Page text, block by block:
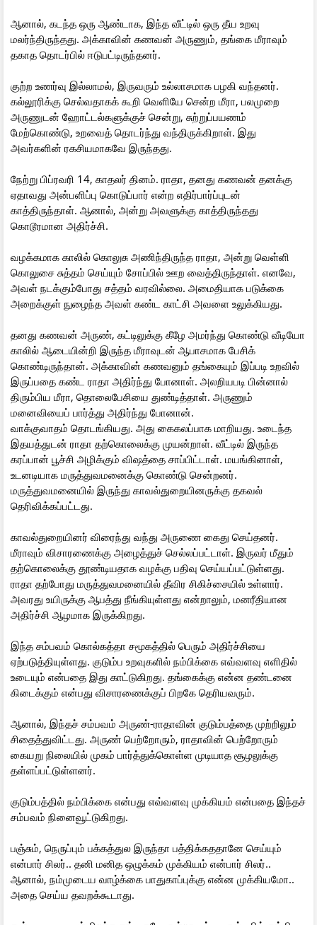
ஆனால், கடந்த ஒரு ஆண்டாக, இந்த வீட்டில் ஒரு தீய உறவு
மலர்ந்திருந்தது. அக்காவின் கணவன் அருணும், தங்கை மீராவும்
தகாத தொடர்பில் ஈடுபட்டிருந்தனர்.
குற்ற உணர்வு இல்லாமல், இருவரும் உல்லாசமாக பழகி வந்தனர்.
கல்லூரிக்கு செல்வதாகக் கூறி வெளியே சென்ற மீரா, பலமுறை
அருணுடன் ஹோட்டல்களுக்குச் சென்று, சுற்றுப்பயணம்
மேற்கொண்டு, உறவைத் தொடர்ந்து வந்திருக்கிறாள். இது
அவர்களின் ரகசியமாகவே இருந்தது.
நேற்று பிப்ரவரி 14, காதலர் தினம். ராதா, தனது கணவன் தனக்கு
ஏதாவது அன்பளிப்பு கொடுப்பார் என்ற எதிர்பார்ப்புடன்
காத்திருந்தாள். ஆனால், அன்று அவளுக்கு காத்திருந்தது
கொடூரமான அதிர்ச்சி.
வழக்கமாக காலில் கொலுசு அணிந்திருந்த ராதா, அன்று வெள்ளி
கொலுசை சுத்தம் செய்யும் சோப்பில் ஊற வைத்திருந்தாள். எனவே,
அவள் நடக்கும்போது சத்தம் வரவில்லை. அமைதியாக படுக்கை
அறைக்குள் நுழைந்த அவள் கண்ட காட்சி அவளை உலுக்கியது.
தனது கணவன் அருண், கட்டிலுக்கு கீழே அமர்ந்து கொண்டு வீடியோ
காலில் ஆடையின்றி இருந்த மீராவுடன் ஆபாசமாக பேசிக்
கொண்டிருந்தான். அக்காவின் கணவனும் தங்கையும் இப்படி உறவில்
இருப்பதை கண்ட ராதா அதிர்ந்து போனாள். அலறியபடி பின்னால்
திரும்பிய மீரா, தொலைபேசியை துண்டித்தாள். அருணும்
மனைவியைப் பார்த்து அதிர்ந்து போனான்.
வாக்குவாதம் தொடங்கியது. அது கைகலப்பாக மாறியது. உடைந்த
இதயத்துடன் ராதா தற்கொலைக்கு முயன்றாள். வீட்டில் இருந்த
கரப்பான் பூச்சி அழிக்கும் விஷத்தை சாப்பிட்டாள். மயங்கினாள்,
உடனடியாக மருத்துவமனைக்கு கொண்டு சென்றனர்.
மருத்துவமனையில் இருந்து காவல்துறையினருக்கு தகவல்
தெரிவிக்கப்பட்டது.
காவல்துறையினர் விரைந்து வந்து அருணை கைது செய்தனர்.
மீராவும் விசாரணைக்கு அழைத்துச் செல்லப்பட்டாள். இருவர் மீதும்
தற்கொலைக்கு தூண்டியதாக வழக்கு பதிவு செய்யப்பட்டுள்ளது.
ராதா தற்போது மருத்துவமனையில் தீவிர சிகிச்சையில் உள்ளார்.
அவரது உயிருக்கு ஆபத்து நீங்கியுள்ளது என்றாலும், மனரீதியான
அதிர்ச்சி ஆழமாக இருக்கிறது.
இந்த சம்பவம் கொல்கத்தா சமூகத்தில் பெரும் அதிர்ச்சியை
ஏற்படுத்தியுள்ளது. குடும்ப உறவுகளில் நம்பிக்கை எவ்வளவு எளிதில்
உடையும் என்பதை இது காட்டுகிறது. தங்கைக்கு என்ன தண்டனை
கிடைக்கும் என்பது விசாரணைக்குப் பிறகே தெரியவரும்.
ஆனால், இந்தச் சம்பவம் அருண்-ராதாவின் குடும்பத்தை முற்றிலும்
சிதைத்துவிட்டது. அருண் பெற்றோரும், ராதாவின் பெற்றோரும்
கையறு நிலையில் முகம் பார்த்துக்கொள்ள முடியாத சூழலுக்கு
தள்ளப்பட்டுள்ளனர்.
குடும்பத்தில் நம்பிக்கை என்பது எவ்வளவு முக்கியம் என்பதை இந்தச்
சம்பவம் நினைவூட்டுகிறது.
பஞ்சும், நெருப்பும் பக்கத்துல இருந்தா பத்திக்கததானே செய்யும்
என்பார் சிலர்.. தனி மனித ஒழுக்கம் முக்கியம் என்பார் சிலர்..
ஆனால், நம்முடைய வாழ்க்கை பாதுகாப்புக்கு என்ன முக்கியமோ..
அதை செய்ய தவறக்கூடாது.